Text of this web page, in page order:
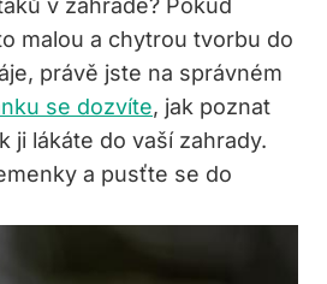
malou a chytrou tvorbu do
právě jste na správném
se dozvíte, jak poznat
ji lákáte do vaší zahrady.
a pusťte se do